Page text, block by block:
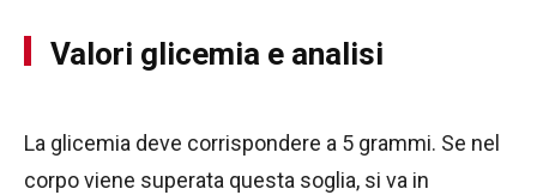
Valori glicemia e analisi
La glicemia deve corrispondere a 5 grammi. Se nel
corpo viene superata questa soglia, si va in